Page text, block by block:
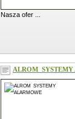
Nasza ofer ...
ALROM